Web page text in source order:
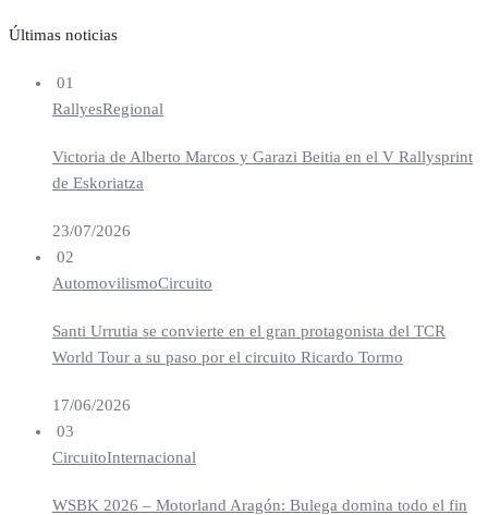
Últimas noticias
01
RallyesRegional
Victoria de Alberto Marcos y Garazi Beitia en el V Rallysprint
de Eskoriatza
23/07/2026
02
AutomovilismoCircuito
Santi Urrutia se convierte en el gran protagonista del TCR
World Tour a su paso por el circuito Ricardo Tormo
17/06/2026
03
CircuitoInternacional
WSBK 2026 – Motorland Aragón: Bulega domina todo el fin